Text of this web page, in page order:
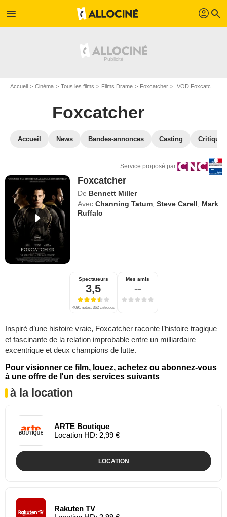
menu profil search
Accueil Cinéma Tous les films Films Drame Foxcatcher VOD Foxcatcher
Foxcatcher
Accueil News Bandes-annonces Casting
Service proposé par
Foxcatcher
De Bennett Miller
Avec Channing Tatum ,Steve Carell
Mark
Ruffalo
Spectateurs
3,5
4091 notes, 362 critiques
Mes amis
--
Inspiré d’une histoire vraie, Foxcatcher raconte l’histoire tragique
et fascinante de la relation improbable entre un milliardaire
excentrique et deux champions de lutte.
Pour visionner ce film, louez, achetez ou abonnez-vous
à une offre de l'un des services suivants
à la location
ARTE Boutique
Location HD: 2,99 €
LOCATION
Rakuten TV